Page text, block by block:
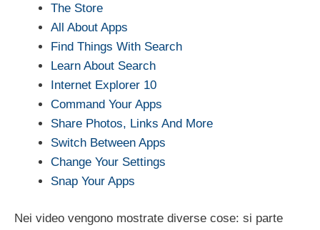
The Store
All About Apps
Find Things With Search
Learn About Search
Internet Explorer 10
Command Your Apps
Share Photos, Links And More
Switch Between Apps
Change Your Settings
Snap Your Apps
Nei video vengono mostrate diverse cose: si parte